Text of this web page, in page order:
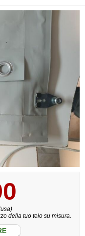
della tuo telo su misura.